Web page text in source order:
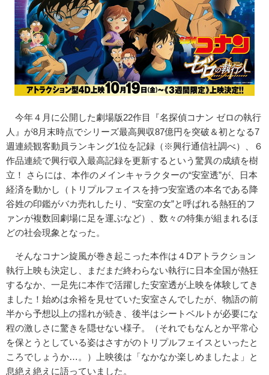
今年４月に公開した劇場版22作目『名探偵コナン ゼロの執行
人』が8月末時点でシリーズ最高興収87億円を突破＆初となる7
週連続観客動員ランキング1位を記録（※興行通信社調べ）、６
作品連続で興行収入最高記録を更新するという驚異の成績を樹
立！ さらには、本作のメインキャラクターの“安室透”が、日本
経済を動かし（トリプルフェイスを持つ安室透の本名である降
谷姓の印鑑がバカ売れしたり、“安室の女”と呼ばれる熱狂的フ
ァンが複数回劇場に足を運ぶなど）、数々の特集が組まれるほ
どの社会現象となった。
そんなコナン旋風が巻き起こった本作は４Dアトラクション
執行上映も決定し、まだまだ終わらない執行に日本全国が熱狂
するなか、一足先に本作で活躍した安室透が上映を体験してき
ました！始めは余裕を見せていた安室さんでしたが、物語の前
半から予想以上の揺れが続き、後半はシートベルトが必要にな
程の激しさに驚きを隠せない様子。（それでもなんとか平常心
を保とうとしている姿はさすがのトリプルフェイスといったと
ころでしょうか…。）上映後は「なかなか楽しめましたよ」と
息絶え絶えに語っていました。